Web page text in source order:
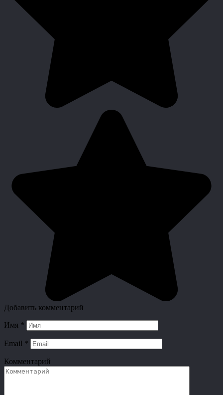
Добавить комментарий
Имя *
Email *
Комментарий